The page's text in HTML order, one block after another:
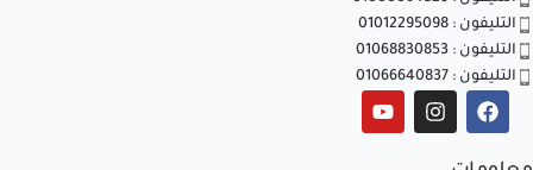
التليفون : 01012295098
التليفون : 01068830853
التليفون : 01066640837